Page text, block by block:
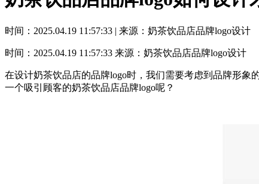
时间：2025.04.19 11:57:33 | 来源：奶茶饮品店品牌logo设计
时间：2025.04.19 11:57:33 来源：奶茶饮品店品牌logo设计
在设计奶茶饮品店的品牌logo时，我们需要考虑到品牌形
一个吸引顾客的奶茶饮品店品牌logo呢？